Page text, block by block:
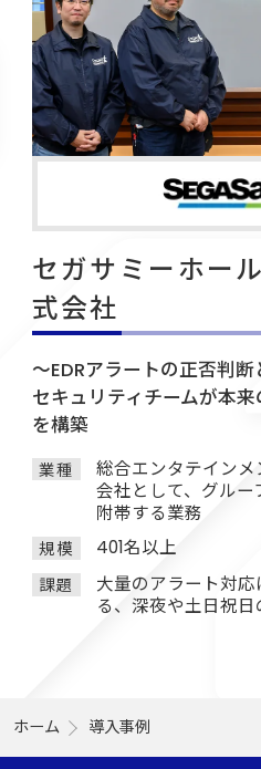
セガサミーホー
式会社
～EDRアラートの正否判
セキュリティチームが本
を構築
業種
総合エンタテイン
会社として、グル
附帯する業務
規模 401名以上
課題
大量のアラート対応
る、深夜や土日祝
ホーム 導入事例